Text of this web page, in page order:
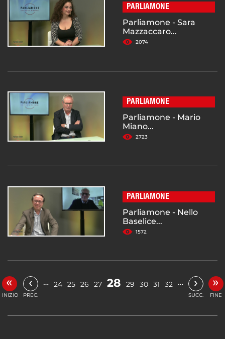
PARLIAMONE
Parliamone - Sara
Mazzaccaro...
2074
PARLIAMONE
Parliamone - Mario
Miano...
2723
PARLIAMONE
Parliamone - Nello
Baselice...
1572
«
INIZIO
‹
PREC.
… 24 25 26 27 28 29 30 31 32 … ›
SUCC.
»
FINE